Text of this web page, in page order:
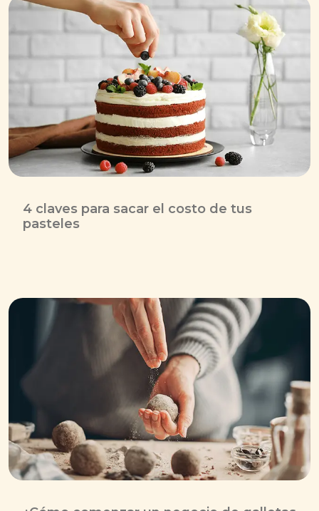
4 claves para sacar el costo de tus
pasteles